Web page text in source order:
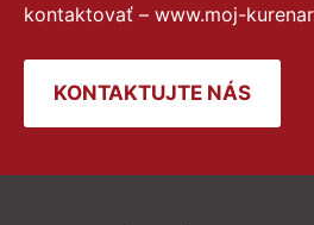
kontaktovať – www.moj-
KONTAKTUJTE NÁS